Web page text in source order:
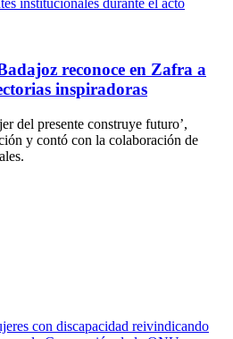
reconoce en Zafra a
inspiradoras
del presente construye futuro’,
y contó con la colaboración de